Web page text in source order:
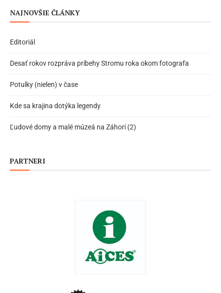
NAJNOVŠIE ČLÁNKY
Editoriál
Desať rokov rozpráva príbehy Stromu roka okom fotografa
Potulky (nielen) v čase
Kde sa krajina dotýka legendy
Ľudové domy a malé múzeá na Záhorí (2)
PARTNERI